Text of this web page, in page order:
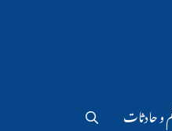
و حادثات